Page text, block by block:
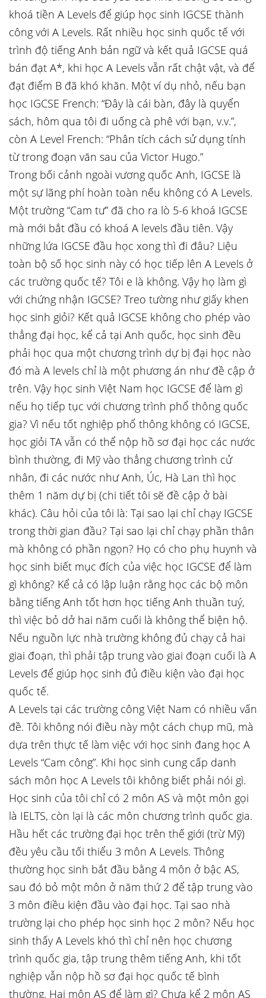
khoá tiền A Levels để giúp học sinh IGCSE thành
công với A Levels. Rất nhiều học sinh quốc tế với
trình độ tiếng Anh bản ngữ và kết quả IGCSE quá
bán đạt A*, khi học A Levels vẫn rất chật vật, và để
đạt điểm B đã khó khăn. Một ví dụ nhỏ, nếu bạn
học IGCSE French: “Đây là cái bàn, đây là quyển
sách, hôm qua tôi đi uống cà phê với bạn, v.v.”,
còn A Level French: “Phân tích cách sử dụng tính
từ trong đoạn văn sau của Victor Hugo.”
Trong bối cảnh ngoài vương quốc Anh, IGCSE là
một sự lãng phí hoàn toàn nếu không có A Levels.
Một trường “Cam tư” đã cho ra lò 5-6 khoá IGCSE
mà mới bắt đầu có khoá A levels đầu tiên. Vậy
những lứa IGCSE đầu học xong thì đi đâu? Liệu
toàn bộ số học sinh này có học tiếp lên A Levels ở
các trường quốc tế? Tôi e là không. Vậy họ làm gì
với chứng nhận IGCSE? Treo tường như giấy khen
học sinh giỏi? Kết quả IGCSE không cho phép vào
thẳng đại học, kể cả tại Anh quốc, học sinh đều
phải học qua một chương trình dự bị đại học nào
đó mà A levels chỉ là một phương án như đề cập ở
trên. Vậy học sinh Việt Nam học IGCSE để làm gì
nếu họ tiếp tục với chương trình phổ thông quốc
gia? Vì nếu tốt nghiệp phổ thông không có IGCSE,
học giỏi TA vẫn có thể nộp hồ sơ đại học các nước
bình thường, đi Mỹ vào thẳng chương trình cử
nhân, đi các nước như Anh, Úc, Hà Lan thì học
thêm 1 năm dự bị (chi tiết tôi sẽ đề cập ở bài
khác). Câu hỏi của tôi là: Tại sao lại chỉ chạy IGCSE
trong thời gian đầu? Tại sao lại chỉ chạy phần thân
mà không có phần ngọn? Họ có cho phụ huynh và
học sinh biết mục đích của việc học IGCSE để làm
gì không? Kể cả có lập luận rằng học các bộ môn
bằng tiếng Anh tốt hơn học tiếng Anh thuần tuý,
thì việc bỏ dở hai năm cuối là không thể biện hộ.
Nếu nguồn lực nhà trường không đủ chạy cả hai
giai đoạn, thì phải tập trung vào giai đoạn cuối là A
Levels để giúp học sinh đủ điều kiện vào đại học
quốc tế.
A Levels tại các trường công Việt Nam có nhiều vấn
đề. Tôi không nói điều này một cách chụp mũ, mà
dựa trên thực tế làm việc với học sinh đang học A
Levels “Cam công”. Khi học sinh cung cấp danh
sách môn học A Levels tôi không biết phải nói gì.
Học sinh của tôi chỉ có 2 môn AS và một môn gọi
là IELTS, còn lại là các môn chương trình quốc gia.
Hầu hết các trường đại học trên thế giới (trừ Mỹ)
đều yêu cầu tối thiểu 3 môn A Levels. Thông
thường học sinh bắt đầu bằng 4 môn ở bậc AS,
sau đó bỏ một môn ở năm thứ 2 để tập trung vào
3 môn điều kiện đầu vào đại học. Tại sao nhà
trường lại cho phép học sinh học 2 môn? Nếu học
sinh thấy A Levels khó thì chỉ nên học chương
trình quốc gia, tập trung thêm tiếng Anh, khi tốt
nghiệp vẫn nộp hồ sơ đại học quốc tế bình
thường. Hai môn AS để làm gì? Chưa kể 2 môn AS